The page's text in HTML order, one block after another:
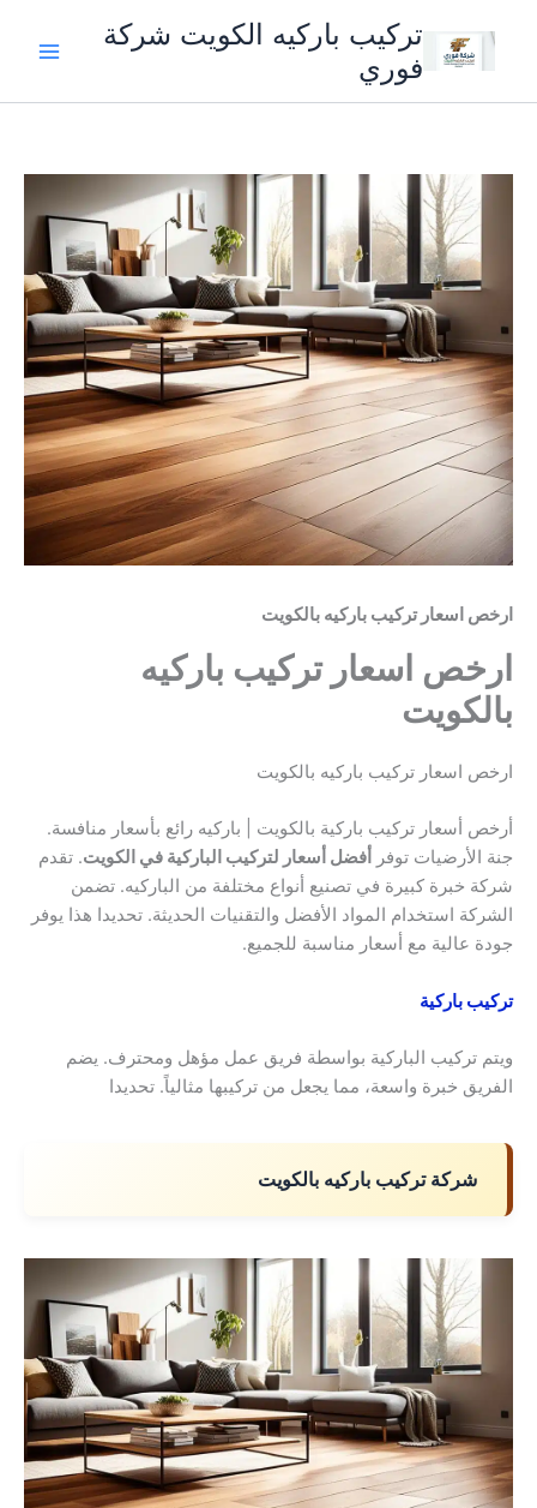
المحتوى
تركيب باركيه الكويت شركة
فوري
ارخص اسعار تركيب باركيه بالكويت
ارخص اسعار تركيب باركيه
بالكويت
ارخص اسعار تركيب باركيه بالكويت
أرخص أسعار تركيب باركية بالكويت | باركيه رائع بأسعار منافسة.
جنة الأرضيات توفر
أفضل أسعار لتركيب الباركية في الكويت. تقدم
شركة خبرة كبيرة في تصنيع أنواع مختلفة من الباركيه. تضمن
الشركة استخدام المواد الأفضل والتقنيات الحديثة. تحديدا هذا يوفر
جودة عالية مع أسعار مناسبة للجميع.
تركيب باركية
ويتم تركيب الباركية بواسطة فريق عمل مؤهل ومحترف. يضم
الفريق خبرة واسعة، مما يجعل من تركيبها مثالياً. تحديدا
شركة تركيب باركيه بالكويت